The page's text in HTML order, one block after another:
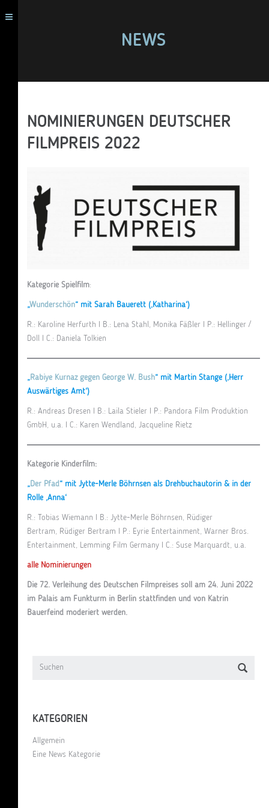
NEWS
NOMINIERUNGEN DEUTSCHER
FILMPREIS 2022
Kategorie Spielfilm:
„Wunderschön“ mit Sarah Bauerett (‚Katharina‘)
R.: Karoline Herfurth I B.: Lena Stahl, Monika Fäßler I P.: Hellinger /
Doll I C.: Daniela Tolkien
„Rabiye Kurnaz gegen George W. Bush“ mit Martin Stange (‚Herr
Auswärtiges Amt‘)
R.: Andreas Dresen I B.: Laila Stieler I P.: Pandora Film Produktion
GmbH, u.a. I C.: Karen Wendland, Jacqueline Rietz
Kategorie Kinderfilm:
„Der Pfad “ mit Jytte-Merle Böhrnsen als Drehbuchautorin & in der
Rolle ‚Anna‘
R.: Tobias Wiemann I B.: Jytte-Merle Böhrnsen, Rüdiger
Bertram, Rüdiger Bertram I P.: Eyrie Entertainment, Warner Bros.
Entertainment, Lemming Film Germany I C.: Suse Marquardt, u.a.
alle Nominierungen
Die 72. Verleihung des Deutschen Filmpreises soll am 24. Juni 2022
im Palais am Funkturm in Berlin stattfinden und von Katrin
Bauerfeind moderiert werden.
KATEGORIEN
Allgemein
Eine News Kategorie